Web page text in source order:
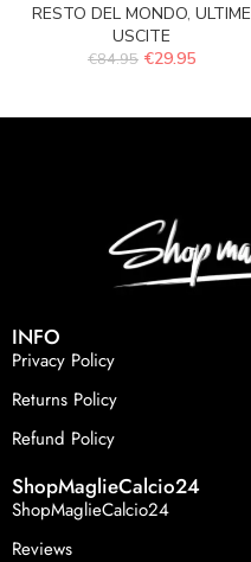
RESTO DEL MONDO, ULTIME
USCITE
€84.95 €29.95
INFO
Privacy Policy
Returns Policy
Refund Policy
ShopMaglieCalcio24
ShopMaglieCalcio24
Reviews